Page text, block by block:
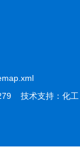
技术支持： 化工